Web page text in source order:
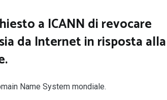
a ICANN di revocare
da Internet in risposta alla
Name System mondiale.